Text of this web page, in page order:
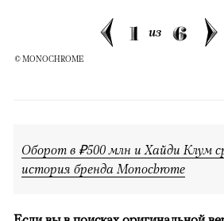
1 из 6
© MONOCHROME
Оборот в ₽500 млн и Хайди Клум
история бренда Monochrome